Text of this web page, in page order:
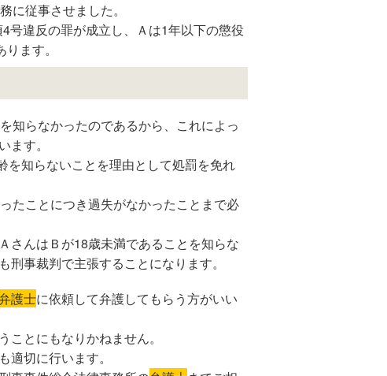
に従事させました。
号違反の罪が成立し、Ａは1年以下の懲役
ます。
知らなかったのであるから、これによっ
す。
を知らないことを理由として処罰を免れ
たことにつき過失がなかったことまで必
さんはＢが18歳未満であることを知らな
事裁判で主張することになります。
護士に依頼して弁護してもらう方がいい
とにもなりかねません。
適切に行います。